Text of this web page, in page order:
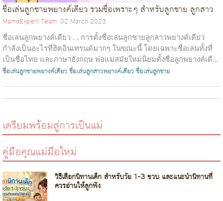
ชื่อเล่นลูกชายพยางค์เดียว รวมชื่อเพราะๆ สำหรับลูกชาย ลูกสาว
MamaExpert Team 02 March 2023
ชื่อเล่นลูกพยางค์เดียว . . การตั้งชื่อเล่นลูกชายลูกสาวพยางค์เดียว
กำลังเป็นอะไรที่ฮิตอินเทรนด์มากๆ ในขณะนี้ โดยเฉพาะชื่อเล่นทั้งที่
เป็นชื่อไทย และภาษาอังกฤษ พ่อแม่สมัยใหม่นิยมตั้งชื่อลูกพยางค์เดี...
ชื่อเล่นลูกชายพยางค์เดียว ชื่อเล่นลูกสาวพยางค์เดียว ชื่อเล่นลูกชาย
เตรียมพร้อมสู่การเป็นแม่
คู่มือคุณแม่มือใหม่
วิธีเลือกนิทานเด็ก สำหรับวัย 1-3 ขวบ และแนะนำนิทานที่
ควรอ่านให้ลูกฟัง